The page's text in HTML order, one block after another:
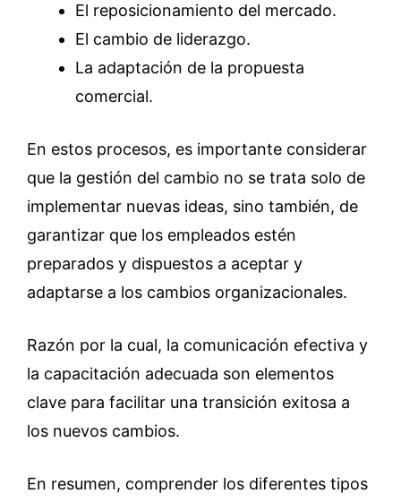
El reposicionamiento del mercado.
El cambio de liderazgo.
La adaptación de la propuesta
comercial.
En estos procesos, es importante considerar
que la gestión del cambio no se trata solo de
implementar nuevas ideas, sino también, de
garantizar que los empleados estén
preparados y dispuestos a aceptar y
adaptarse a los cambios organizacionales.
Razón por la cual, la comunicación efectiva y
la capacitación adecuada son elementos
clave para facilitar una transición exitosa a
los nuevos cambios.
En resumen, comprender los diferentes tipos